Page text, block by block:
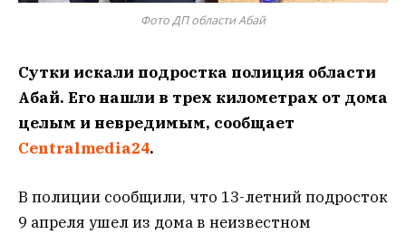
Фото ДП области Абай
Сутки искали подростка полиция области
Абай. Его нашли в трех километрах от дома
целым и невредимым, сообщает
Centralmedia24.
В полиции сообщили, что 13-летний подросток
9 апреля ушел из дома в неизвестном